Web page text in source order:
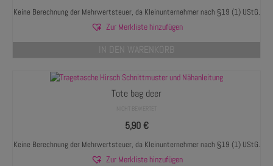
Keine Berechnung der Mehrwertsteuer, da Kleinunternehmer nach §19 (1) UStG.
Zur Merkliste hinzufügen
IN DEN WARENKORB
Tote bag deer
5,90€
Keine Berechnung der Mehrwertsteuer, da Kleinunternehmer nach §19 (1) UStG.
Zur Merkliste hinzufügen